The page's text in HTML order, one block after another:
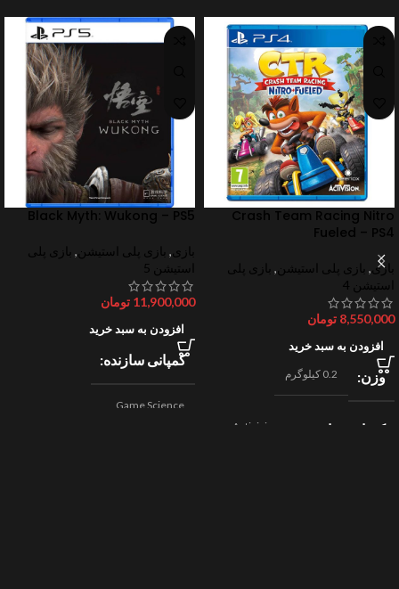
Crash Team Racing Nitro
Fueled – PS4
بازی, بازی پلی استیشن , بازی پلی
استیشن 4
8,550,000 تومان
افزودن به سبد خرید
وزن 0.2 کیلوگرم
کمپانی سازنده
Activision
Black Myth: Wukong – PS5
بازی, بازی پلی استیشن , بازی پلی
استیشن 5
11,900,000 تومان
افزودن به سبد خرید
کمپانی سازنده
Game Science